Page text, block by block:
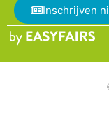
Inschrijven